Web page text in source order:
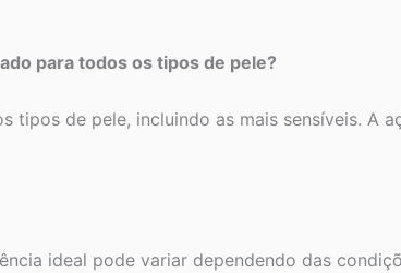
para todos os tipos de pele?
tipos de pele, incluindo as mais sensíveis. A
ideal pode variar dependendo das